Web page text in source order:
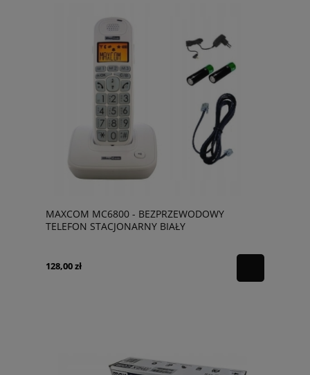
MAXCOM MC6800 - BEZPRZEWODOWY
TELEFON STACJONARNY BIAŁY
128,00 zł